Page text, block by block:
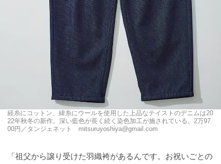
経糸にコットン、緯糸にウールを使用した上品なテイストのデニムは20
22年秋冬の新作。深い藍色が長く続く染色加工が施されている。2万97
00円／タンジェネット mitsuruyoshiya@gmail.com
「祖父から譲り受けた羽織袴があるんです。お祝いごとの